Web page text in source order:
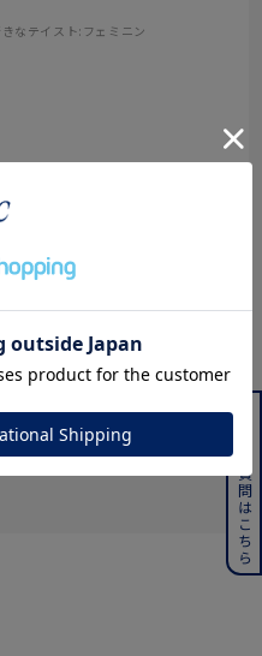
きなテイスト:フェミニン
の輝きをK10イエローゴール
グです。
上げてくれそう！お手持ちの
む
った 0 Like!
表示：新しい順 よくある質問はこちら